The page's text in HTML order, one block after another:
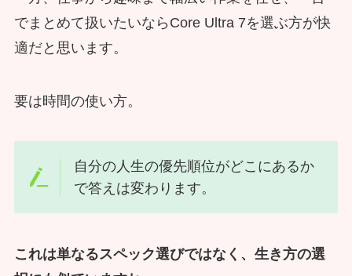
でまとめて扱いたいならCore Ultra 7を選ぶ方が快
適だと思います。
要は時間の使い方。
自分の人生の優先順位がどこにあるか
で答えは変わります。
これは単なるスペック選びではなく、生き方の選